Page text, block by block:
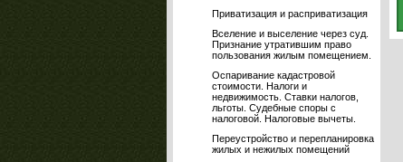
Приватизация и расприватизация
Вселение и выселение через суд.
Признание утратившим право
пользования жилым помещением.
Оспаривание кадастровой
стоимости. Налоги и
недвижимость. Ставки налогов,
льготы. Судебные споры с
налоговой. Налоговые вычеты.
Переустройство и перепланировка
жилых и нежилых помещений